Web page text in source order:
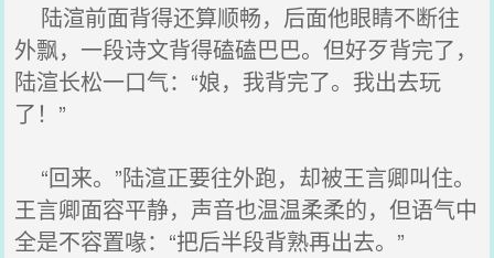
陆渲前面背得还算顺畅，后面他眼睛不断往
外飘，一段诗文背得磕磕巴巴。但好歹背完了，
陆渲长松一口气：“娘，我背完了。我出去玩
了！”
“回来。”陆渲正要往外跑，却被王言卿叫住。
王言卿面容平静，声音也温温柔柔的，但语气中
全是不容置喙：“把后半段背熟再出去。”